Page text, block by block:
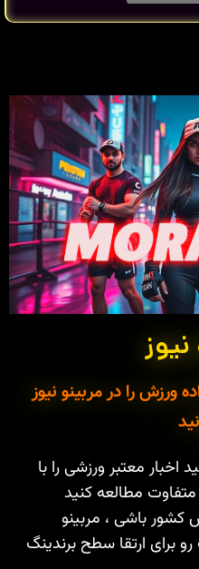
نیوز
ورزش را در مربینو نیوز
اخبار معتبر ورزشی را با
مطالعه کنید
کشور باشی ، مربینو
برای ارتقا سطح برندینگ